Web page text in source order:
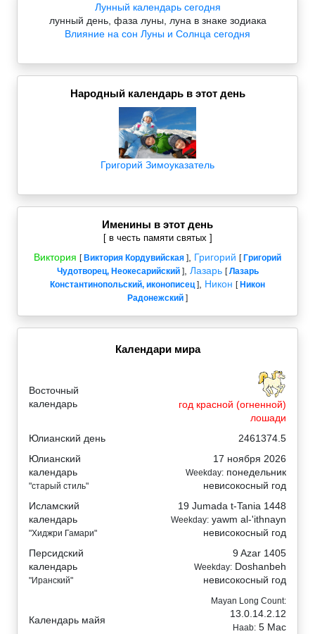
Лунный календарь сегодня
лунный день, фаза луны, луна в знаке зодиака
Влияние на сон Луны и Солнца сегодня
Народный календарь в этот день
Григорий Зимоуказатель
Именины в этот день
[ в честь памяти святых ]
Виктория [ Виктория Кордувийская ] Григорий [ Григорий
Чудотворец, Неокесарийский], Лазарь [Лазарь
Константинопольский, иконописец] Никон [ Никон
Радонежский ]
Календари мира
Восточный
календарь
год красной (огненной)
лошади
Юлианский день
2461374.5
Юлианский
календарь
"старый стиль"
17 ноября 2026
Weekday: понедельник
невисокосный год
Исламский
календарь
"Хиджри Гамари"
19 Jumada t-Tania 1448
Weekday: yawm al-'ithnayn
невисокосный год
Персидский
календарь
"Иранский"
9 Azar 1405
Weekday: Doshanbeh
невисокосный год
Календарь майя
Mayan Long Count:
13.0.14.2.12
Haab: 5 Mac